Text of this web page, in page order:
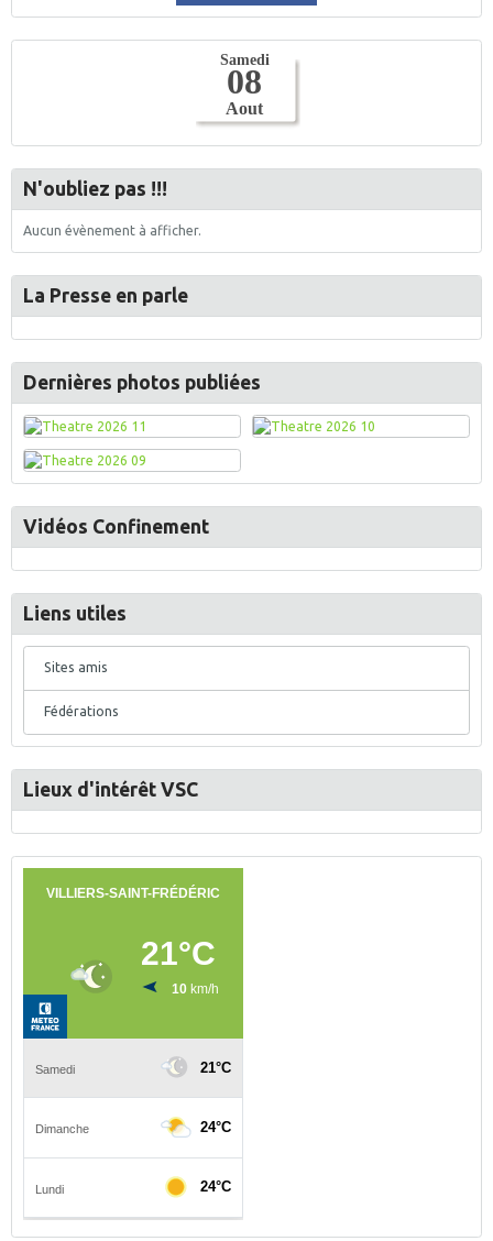
N'oubliez pas !!!
Aucun évènement à afficher.
La Presse en parle
Dernières photos publiées
Vidéos Confinement
Liens utiles
Sites amis
Fédérations
Lieux d'intérêt VSC